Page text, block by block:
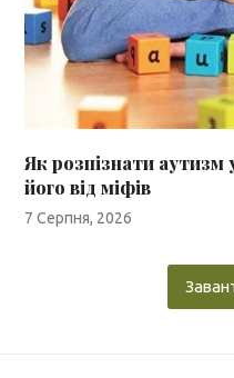
Як розпізнати аутизм
його від міфів
7 Серпня, 2026